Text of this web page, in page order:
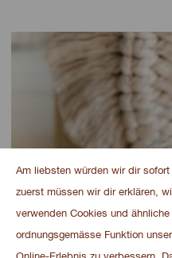
Am liebsten würden wir dir
zuerst müssen wir dir erklären,
verwenden Cookies und
ordnungsgemässe Funktion